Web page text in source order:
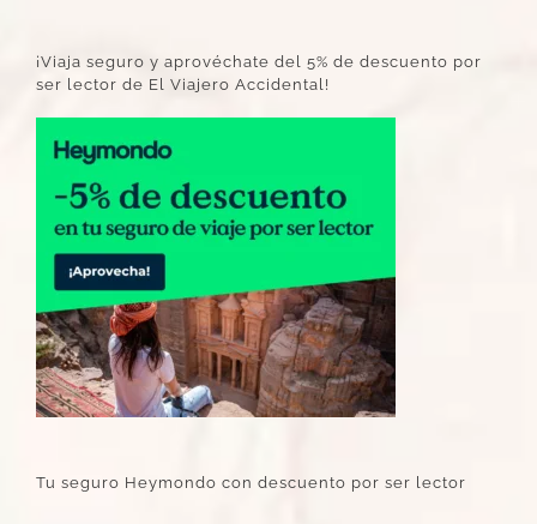
¡Viaja seguro y aprovéchate del 5% de descuento por
ser lector de El Viajero Accidental!
Tu seguro Heymondo con descuento por ser lector